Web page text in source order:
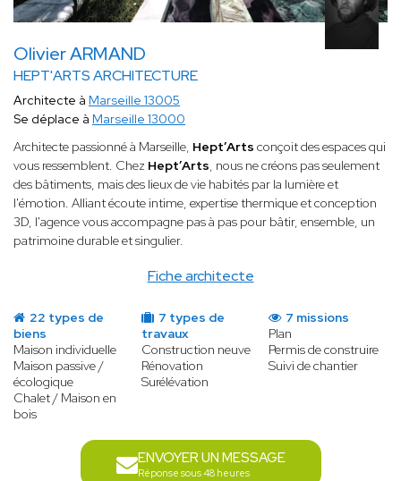
Olivier ARMAND
HEPT'ARTS ARCHITECTURE
Fiche architecte
Architecte à Marseille 13005
Se déplace à Marseille 13000
Architecte passionné à Marseille, Hept’Arts conçoit des espaces qui
vous ressemblent. Chez Hept’Arts, nous ne créons pas seulement
des bâtiments, mais des lieux de vie habités par la lumière et
l'émotion. Alliant écoute intime, expertise thermique et conception
3D, l'agence vous accompagne pas à pas pour bâtir, ensemble, un
patrimoine durable et singulier.
22 types de
biens
Maison individuelle
Maison passive /
écologique
Chalet / Maison en
bois
7 types de
travaux
Construction neuve
Rénovation
Surélévation
7 missions
Plan
Permis de construire
Suivi de chantier
ENVOYER UN MESSAGE
Réponse sous 48 heures